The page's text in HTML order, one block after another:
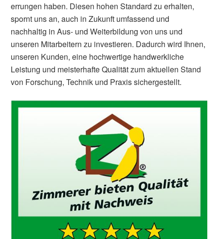
errungen haben. Diesen hohen Standard zu erhalten,
spornt uns an, auch in Zukunft umfassend und
nachhaltig in Aus- und Weiterbildung von uns und
unseren Mitarbeitern zu investieren. Dadurch wird Ihnen,
unseren Kunden, eine hochwertige handwerkliche
Leistung und meisterhafte Qualität zum aktuellen Stand
von Forschung, Technik und Praxis sichergestellt.